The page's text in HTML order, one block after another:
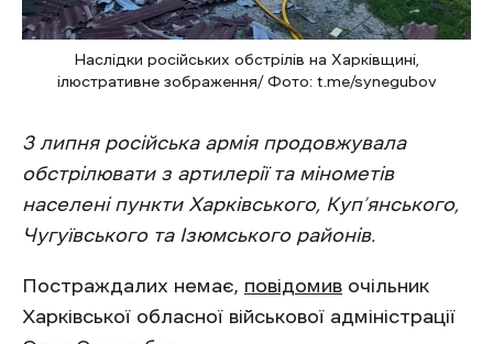
Наслідки російських обстрілів на Харківщині,
ілюстративне зображення/ Фото: t.me/synegubov
3 липня російська армія продовжувала
обстрілювати з артилерії та мінометів
населені пункти Харківського, Куп’янського,
Чугуївського та Ізюмського районів.
Постраждалих немає, повідомив очільник
Харківської обласної військової адміністрації